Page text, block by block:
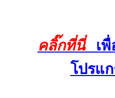
คลิ๊กที่นี่
เ
โปรแ